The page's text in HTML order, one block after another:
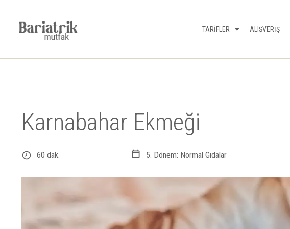
TARİFLER ALIŞVERİŞ
Karnabahar Ekmeği
60 dak. 5. Dönem: Normal Gıdalar